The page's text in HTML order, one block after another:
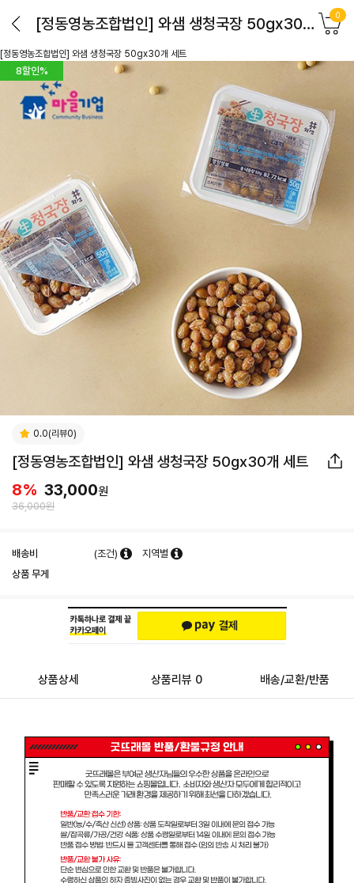
[정동영농조합법인] 와샘 생청국장 50gx30개 세트 0
[정동영농조합법인] 와샘 생청국장 50gx30개 세트
8할인%
0.0(리뷰0)
[정동영농조합법인] 와샘 생청국장 50gx30개 세트
8% 33,000원
36,000원
배송비 (조건)
지역별
상품 무게
상품상세 상품리뷰 0 배송/교환/반품